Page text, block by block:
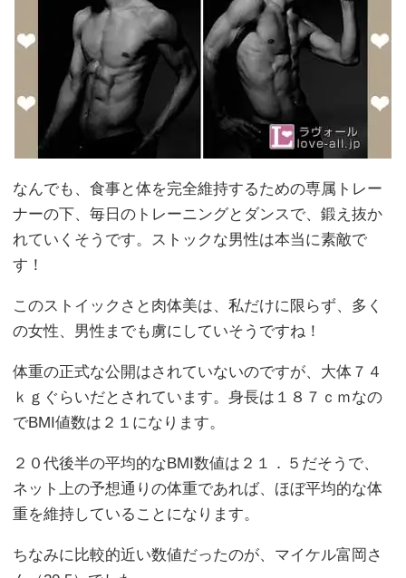
なんでも、食事と体を完全維持するための専属トレー
ナーの下、毎日のトレーニングとダンスで、鍛え抜か
れていくそうです。ストックな男性は本当に素敵で
す！
このストイックさと肉体美は、私だけに限らず、多く
の女性、男性までも虜にしていそうですね！
体重の正式な公開はされていないのですが、大体７４
ｋｇぐらいだとされています。身長は１８７ｃｍなの
でBMI値数は２１になります。
２０代後半の平均的なBMI数値は２１．５だそうで、
ネット上の予想通りの体重であれば、ほぼ平均的な体
重を維持していることになります。
ちなみに比較的近い数値だったのが、マイケル富岡さ